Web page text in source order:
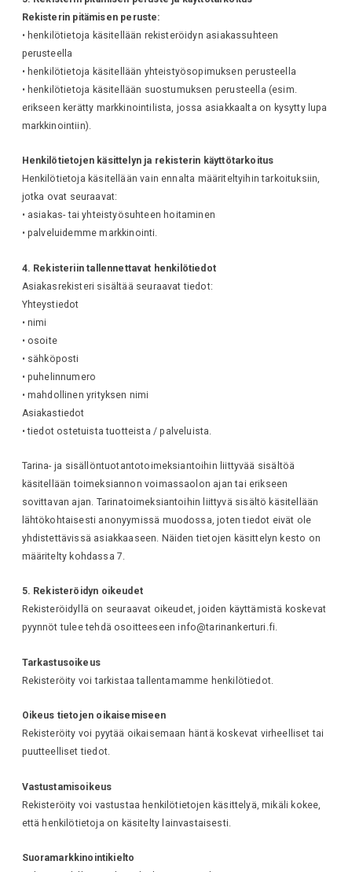
Rekisterin pitämisen peruste:
• henkilötietoja käsitellään rekisteröidyn asiakassuhteen
perusteella
• henkilötietoja käsitellään yhteistyösopimuksen perusteella
• henkilötietoja käsitellään suostumuksen perusteella (esim.
erikseen kerätty markkinointilista, jossa asiakkaalta on kysytty lupa
markkinointiin).
Henkilötietojen käsittelyn ja rekisterin käyttötarkoitus
Henkilötietoja käsitellään vain ennalta määriteltyihin tarkoituksiin,
jotka ovat seuraavat:
• asiakas- tai yhteistyösuhteen hoitaminen
• palveluidemme markkinointi.
4. Rekisteriin tallennettavat henkilötiedot
Asiakasrekisteri sisältää seuraavat tiedot:
Yhteystiedot
• nimi
• osoite
• sähköposti
• puhelinnumero
• mahdollinen yrityksen nimi
Asiakastiedot
• tiedot ostetuista tuotteista / palveluista.
Tarina- ja sisällöntuotantotoimeksiantoihin liittyvää sisältöä
käsitellään toimeksiannon voimassaolon ajan tai erikseen
sovittavan ajan. Tarinatoimeksiantoihin liittyvä sisältö käsitellään
lähtökohtaisesti anonyymissä muodossa, joten tiedot eivät ole
yhdistettävissä asiakkaaseen. Näiden tietojen käsittelyn kesto on
määritelty kohdassa 7.
5. Rekisteröidyn oikeudet
Rekisteröidyllä on seuraavat oikeudet, joiden käyttämistä koskevat
pyynnöt tulee tehdä osoitteeseen info@tarinankerturi.fi.
Tarkastusoikeus
Rekisteröity voi tarkistaa tallentamamme henkilötiedot.
Oikeus tietojen oikaisemiseen
Rekisteröity voi pyytää oikaisemaan häntä koskevat virheelliset tai
puutteelliset tiedot.
Vastustamisoikeus
Rekisteröity voi vastustaa henkilötietojen käsittelyä, mikäli kokee,
että henkilötietoja on käsitelty lainvastaisesti.
Suoramarkkinointikielto